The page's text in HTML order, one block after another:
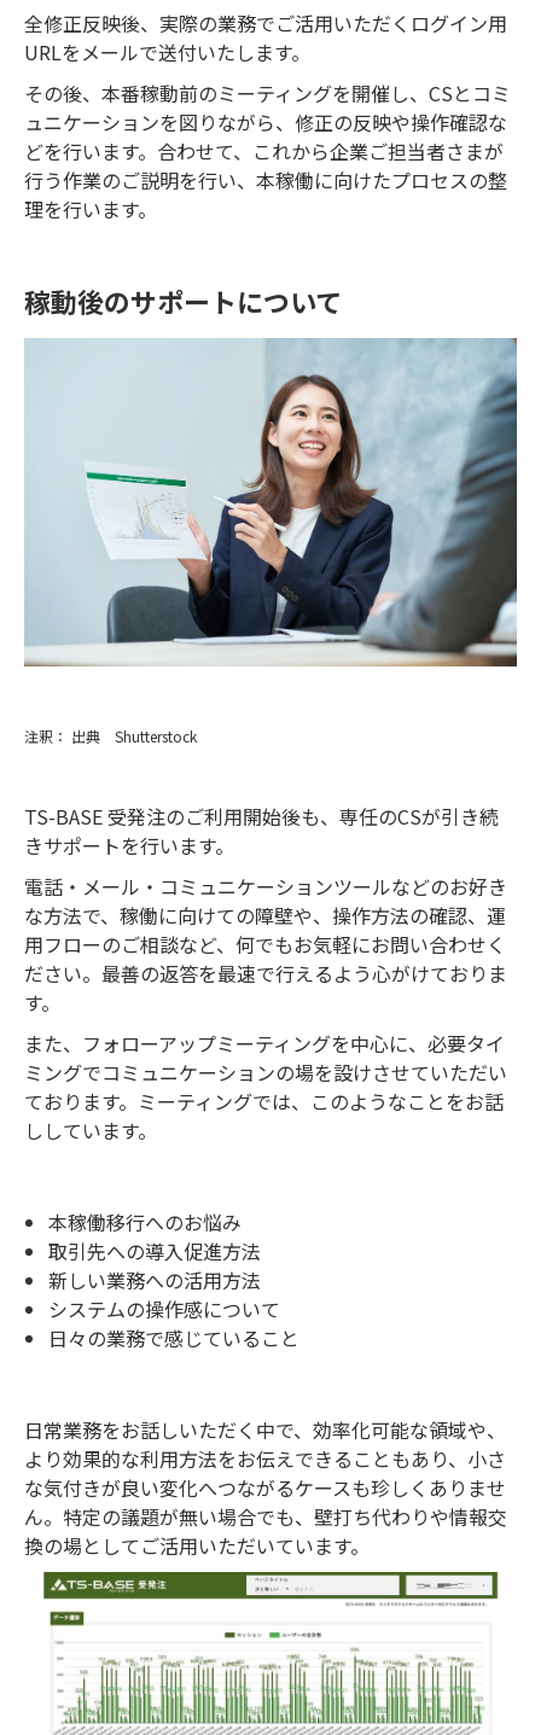
全修正反映後、実際の業務でご活用いただくログイン用
URLをメールで送付いたします。
その後、本番稼動前のミーティングを開催し、CSとコミ
ュニケーションを図りながら、修正の反映や操作確認な
どを行います。合わせて、これから企業ご担当者さまが
行う作業のご説明を行い、本稼働に向けたプロセスの整
理を行います。
稼動後のサポートについて
注釈： 出典 Shutterstock
TS-BASE 受発注のご利用開始後も、専任のCSが引き続
きサポートを行います。
電話・メール・コミュニケーションツールなどのお好き
な方法で、稼働に向けての障壁や、操作方法の確認、運
用フローのご相談など、何でもお気軽にお問い合わせく
ださい。最善の返答を最速で行えるよう心がけておりま
す。
また、フォローアップミーティングを中心に、必要タイ
ミングでコミュニケーションの場を設けさせていただい
ております。ミーティングでは、このようなことをお話
ししています。
本稼働移行へのお悩み
取引先への導入促進方法
新しい業務への活用方法
システムの操作感について
日々の業務で感じていること
日常業務をお話しいただく中で、効率化可能な領域や、
より効果的な利用方法をお伝えできることもあり、小さ
な気付きが良い変化へつながるケースも珍しくありませ
ん。特定の議題が無い場合でも、壁打ち代わりや情報交
換の場としてご活用いただいています。